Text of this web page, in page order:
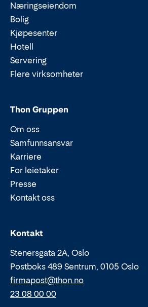
Næringseiendom
Bolig
Kjøpesenter
Hotell
Servering
Flere virksomheter
Thon Gruppen
Om oss
Samfunnsansvar
Karriere
For leietaker
Presse
Kontakt oss
Kontakt
Stenersgata 2A, Oslo
Postboks 489 Sentrum, 0105 Oslo
Epost:
firmapost@thon.no
Telefon:
23 08 00 00